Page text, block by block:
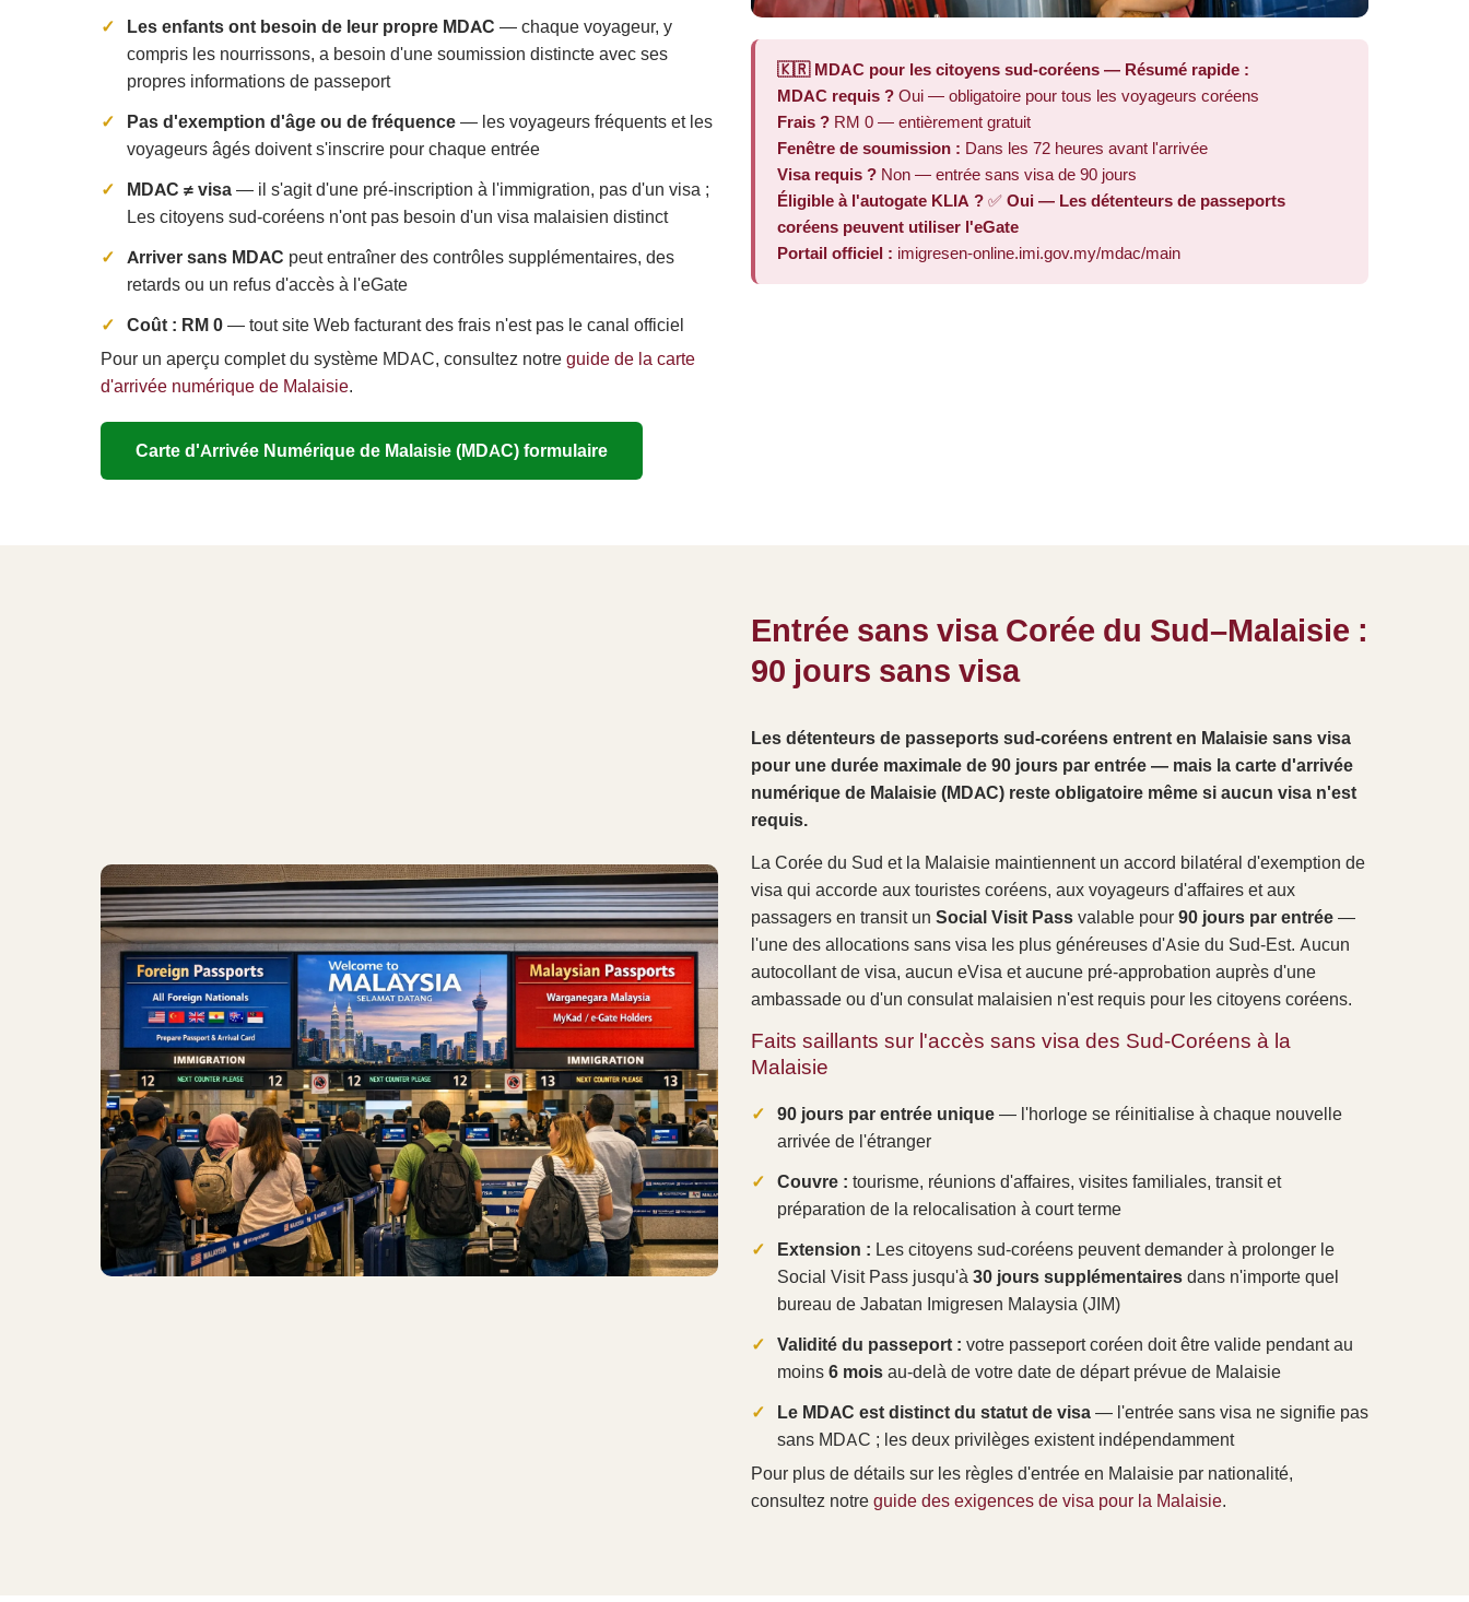
Les enfants ont besoin de leur propre MDAC — chaque voyageur, y
compris les nourrissons, a besoin d'une soumission distincte avec ses
propres informations de passeport
Pas d'exemption d'âge ou de fréquence— les voyageurs fréquents et les
voyageurs âgés doivent s'inscrire pour chaque entrée
MDAC ≠ visa— il s'agit d'une pré-inscription à l'immigration, pas d'un visa ;
Les citoyens sud-coréens n'ont pas besoin d'un visa malaisien distinct
Arriver sans MDAC peut entraîner des contrôles supplémentaires, des
retards ou un refus d'accès à l'eGate
Coût : RM 0— tout site Web facturant des frais n'est pas le canal officiel
Pour un aperçu complet du système MDAC, consultez notreguide de la carte
d'arrivée numérique de Malaisie.
Carte d'Arrivée Numérique de Malaisie (MDAC) formulaire
🇰🇷 MDAC pour les citoyens sud-coréens — Résumé rapide :
MDAC requis ? Oui — obligatoire pour tous les voyageurs coréens
Frais ? RM 0 — entièrement gratuit
Fenêtre de soumission : Dans les 72 heures avant l'arrivée
Visa requis ? Non — entrée sans visa de 90 jours
Éligible à l'autogate KLIA ? ✅ Oui — Les détenteurs de passeports
coréens peuvent utiliser l'eGate
Portail officiel : imigresen-online.imi.gov.my/mdac/main
Entrée sans visa Corée du Sud–Malaisie :
90 jours sans visa
Les détenteurs de passeports sud-coréens entrent en Malaisie sans visa
pour une durée maximale de 90 jours par entrée — mais la carte d'arrivée
numérique de Malaisie (MDAC) reste obligatoire même si aucun visa n'est
requis.
La Corée du Sud et la Malaisie maintiennent un accord bilatéral d'exemption de
visa qui accorde aux touristes coréens, aux voyageurs d'affaires et aux
passagers en transit un Social Visit Passvalable pour90 jours par entrée—
l'une des allocations sans visa les plus généreuses d'Asie du Sud-Est. Aucun
autocollant de visa, aucun eVisa et aucune pré-approbation auprès d'une
ambassade ou d'un consulat malaisien n'est requis pour les citoyens coréens.
Faits saillants sur l'accès sans visa des Sud-Coréens à la
Malaisie
90 jours par entrée unique— l'horloge se réinitialise à chaque nouvelle
arrivée de l'étranger
Couvre : tourisme, réunions d'affaires, visites familiales, transit et
préparation de la relocalisation à court terme
Extension : Les citoyens sud-coréens peuvent demander à prolonger le
Social Visit Pass jusqu'à30 jours supplémentairesdans n'importe quel
bureau de Jabatan Imigresen Malaysia (JIM)
Validité du passeport : votre passeport coréen doit être valide pendant au
moins6 moisau-delà de votre date de départ prévue de Malaisie
Le MDAC est distinct du statut de visa— l'entrée sans visa ne signifie pas
sans MDAC ; les deux privilèges existent indépendamment
Pour plus de détails sur les règles d'entrée en Malaisie par nationalité,
consultez notreguide des exigences de visa pour la Malaisie.